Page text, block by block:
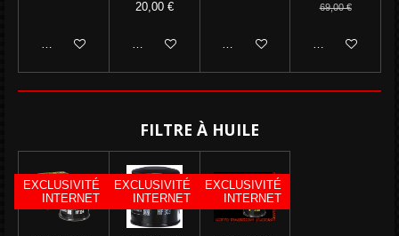
Ajouter au panier
20,00 €
Ajouter au panier Ajouter au panier
69,00 €
Ajouter au
FILTRE À HUILE
EXCLUSIVITÉ
INTERNET
EXCLUSIVITÉ
INTERNET
EXCLUSIVITÉ
INTERNET